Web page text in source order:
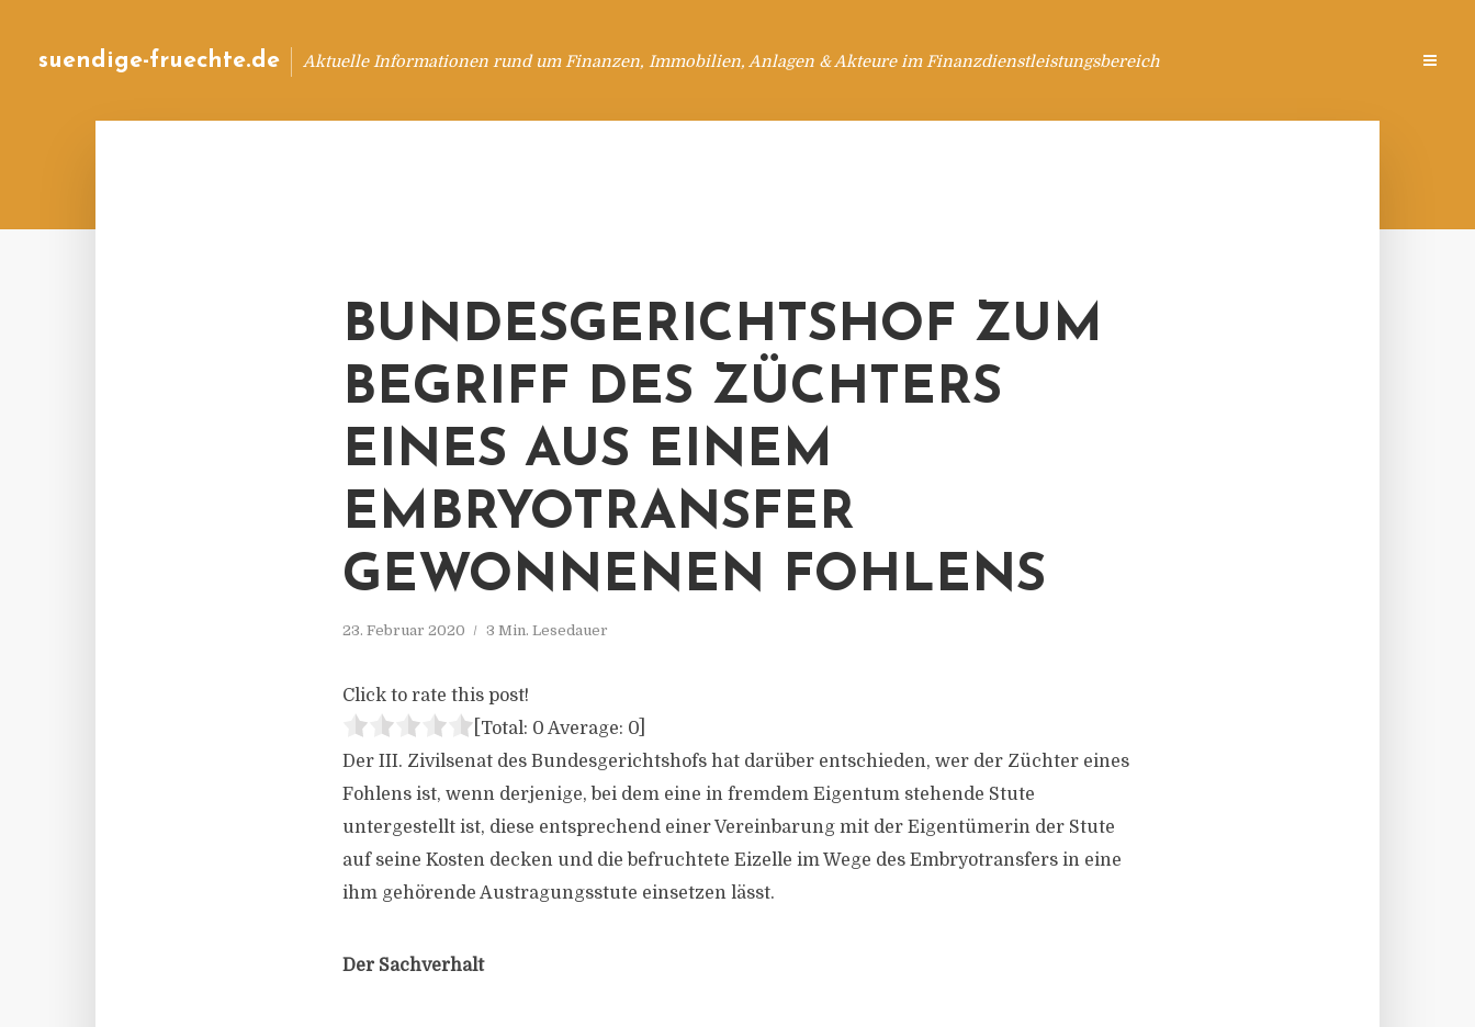
suendige-fruechte.de Aktuelle Informationen rund um Finanzen, Immobilien, Anlagen & Akteure im Finanzdienstleistungsbereich
BUNDESGERICHTSHOF ZUM
BEGRIFF DES ZÜCHTERS
EINES AUS EINEM
EMBRYOTRANSFER
GEWONNENEN FOHLENS
23. Februar 2020 3 Min. Lesedauer
Click to rate this post!
[Total: 0 Average: 0
Der III. Zivilsenat des Bundesgerichtshofs hat darüber entschieden, wer der Züchter eines
Fohlens ist, wenn derjenige, bei dem eine in fremdem Eigentum stehende Stute
untergestellt ist, diese entsprechend einer Vereinbarung mit der Eigentümerin der Stute
auf seine Kosten decken und die befruchtete Eizelle im Wege des Embryotransfers in eine
ihm gehörende Austragungsstute einsetzen lässt.
Der Sachverhalt